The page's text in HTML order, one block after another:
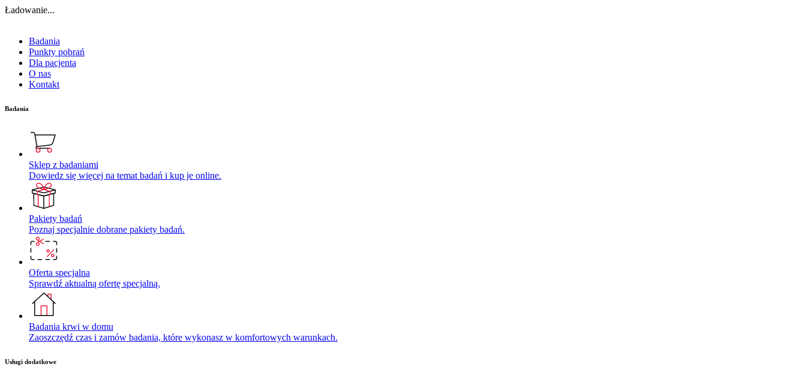
Ładowanie...
Badania
Punkty pobrań
Dla pacjenta
O nas
Kontakt
Badania
Sklep z badaniami
Dowiedz się więcej na temat badań i kup je online.
Pakiety badań
Poznaj specjalnie dobrane pakiety badań.
Oferta specjalna
Sprawdź aktualną ofertę specjalną.
Badania krwi w domu
Zaoszczędź czas i zamów badania, które wykonasz w komfortowych warunkach.
Usługi dodatkowe